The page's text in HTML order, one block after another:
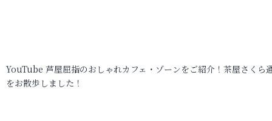
YouTube 芦屋屈指のおしゃれカフェ・ゾーンをご紹介！茶屋さくら
をお散歩しました！